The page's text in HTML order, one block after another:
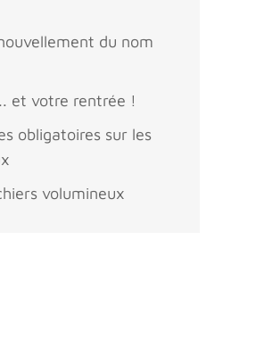
du nom
et votre rentrée !
obligatoires sur les
volumineux